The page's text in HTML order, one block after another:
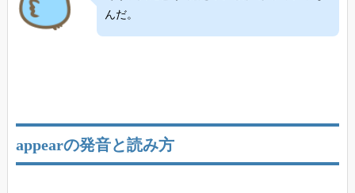
んだ。
appearの発音と読み方